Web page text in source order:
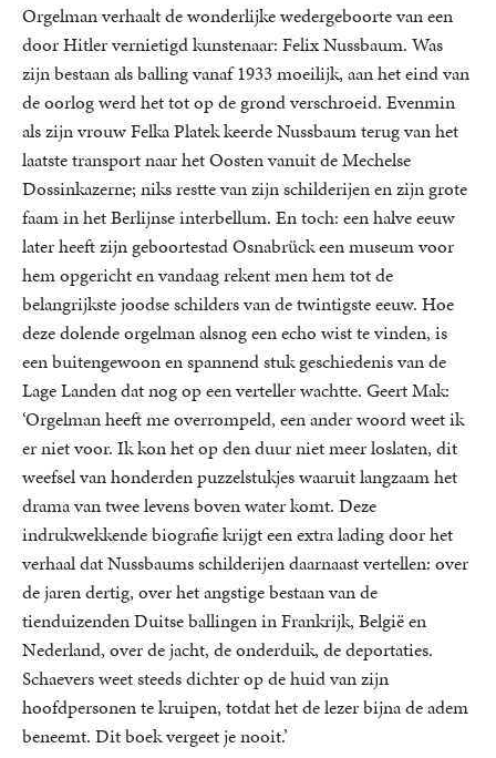
Orgelman verhaalt de wonderlijke wedergeboorte van een
door Hitler vernietigd kunstenaar: Felix Nussbaum. Was
zijn bestaan als balling vanaf 1933 moeilijk, aan het eind van
de oorlog werd het tot op de grond verschroeid. Evenmin
als zijn vrouw Felka Platek keerde Nussbaum terug van het
laatste transport naar het Oosten vanuit de Mechelse
Dossinkazerne; niks restte van zijn schilderijen en zijn grote
faam in het Berlijnse interbellum. En toch: een halve eeuw
later heeft zijn geboortestad Osnabrück een museum voor
hem opgericht en vandaag rekent men hem tot de
belangrijkste joodse schilders van de twintigste eeuw. Hoe
deze dolende orgelman alsnog een echo wist te vinden, is
een buitengewoon en spannend stuk geschiedenis van de
Lage Landen dat nog op een verteller wachtte. Geert Mak:
‘Orgelman heeft me overrompeld, een ander woord weet ik
er niet voor. Ik kon het op den duur niet meer loslaten, dit
weefsel van honderden puzzelstukjes waaruit langzaam het
drama van twee levens boven water komt. Deze
indrukwekkende biografie krijgt een extra lading door het
verhaal dat Nussbaums schilderijen daarnaast vertellen: over
de jaren dertig, over het angstige bestaan van de
tienduizenden Duitse ballingen in Frankrijk, België en
Nederland, over de jacht, de onderduik, de deportaties.
Schaevers weet steeds dichter op de huid van zijn
hoofdpersonen te kruipen, totdat het de lezer bijna de adem
beneemt. Dit boek vergeet je nooit.’